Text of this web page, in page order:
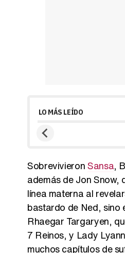
LO MÁS LEÍDO
SobrevivieronSansa,
además de Jon Snow,
línea materna al
bastardo de Ned, sino
Rhaegar Targaryen,
7 Reinos, y Lady
muchos capítulos de